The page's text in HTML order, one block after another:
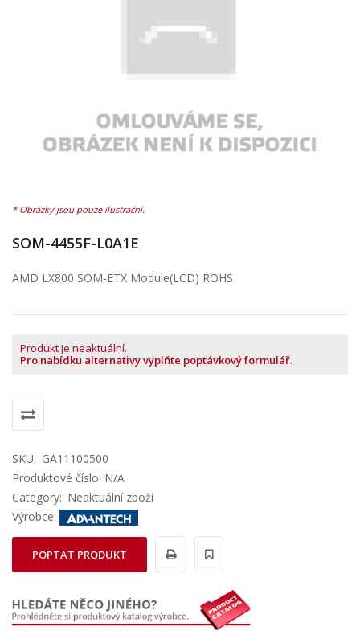
SOM-4455F-L0A1E
AMD LX800 SOM-ETX Module(LCD) ROHS
Produkt je neaktuální.
Pro nabídku alternativy vyplňte poptávkový formulář.
SKU: GA11100500
Produktové číslo: N/A
Category: Neaktuální zboží
Výrobce:
POPTAT PRODUKT